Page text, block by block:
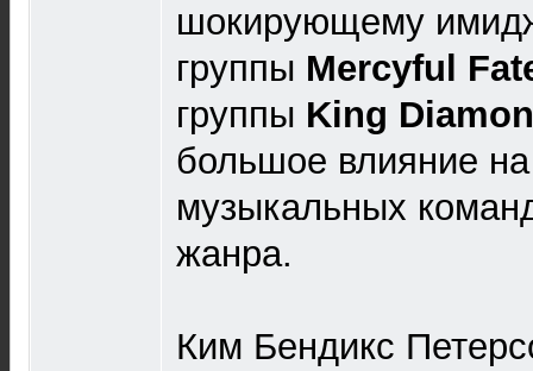
шокирующему
группы Mercyful
группы King
большое влияние
музыкальных
жанра.
Ким Бендикс